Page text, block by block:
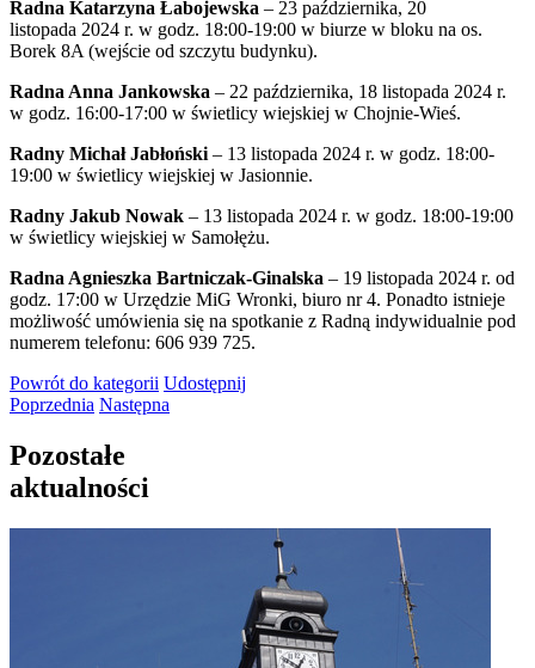
Radna Katarzyna Łabojewska – 23 października, 20
listopada 2024 r. w godz. 18:00-19:00 w biurze w bloku na os.
Borek 8A (wejście od szczytu budynku).
Radna Anna Jankowska – 22 października, 18 listopada 2024 r.
w godz. 16:00-17:00 w świetlicy wiejskiej w Chojnie-Wieś.
Radny Michał Jabłoński – 13 listopada 2024 r. w godz. 18:00-
19:00 w świetlicy wiejskiej w Jasionnie.
Radny Jakub Nowak – 13 listopada 2024 r. w godz. 18:00-19:00
w świetlicy wiejskiej w Samołężu.
Radna Agnieszka Bartniczak-Ginalska – 19 listopada 2024 r. od
godz. 17:00 w Urzędzie MiG Wronki, biuro nr 4. Ponadto istnieje
możliwość umówienia się na spotkanie z Radną indywidualnie pod
numerem telefonu: 606 939 725.
Powrót do kategorii Udostępnij
Poprzednia Następna
Pozostałe
aktualności